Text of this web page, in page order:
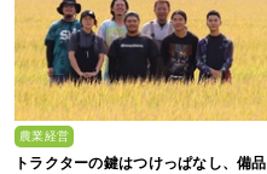
農業経営
トラクターの鍵はつけっぱなし、備品